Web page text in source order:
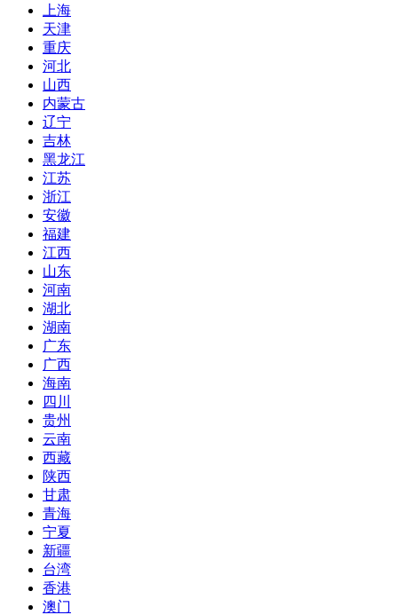
上海
天津
重庆
河北
山西
内蒙古
辽宁
吉林
黑龙江
江苏
浙江
安徽
福建
江西
山东
河南
湖北
湖南
广东
广西
海南
四川
贵州
云南
西藏
陕西
甘肃
青海
宁夏
新疆
台湾
香港
澳门